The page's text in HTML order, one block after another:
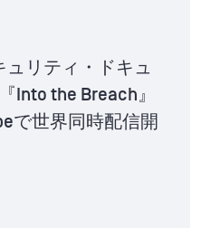
ュリティ・ドキュ
Into the Breach』
で世界同時配信開